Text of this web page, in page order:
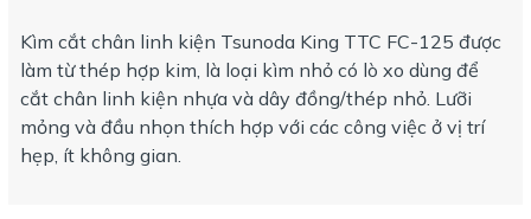
Kìm cắt chân linh kiện Tsunoda King TTC FC-125 được
làm từ thép hợp kim, là loại kìm nhỏ có lò xo dùng để
cắt chân linh kiện nhựa và dây đồng/thép nhỏ. Lưỡi
mỏng và đầu nhọn thích hợp với các công việc ở vị trí
hẹp, ít không gian.